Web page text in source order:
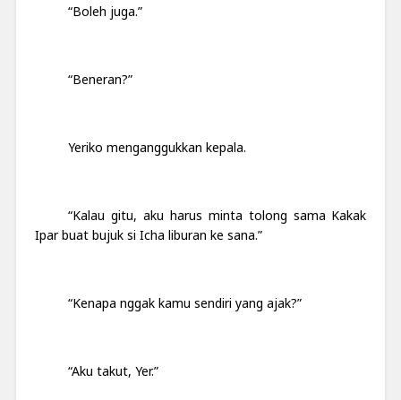
“Boleh juga.”
“Beneran?”
Yeriko menganggukkan kepala.
“Kalau gitu, aku harus minta tolong sama Kakak
Ipar buat bujuk si Icha liburan ke sana.”
“Kenapa nggak kamu sendiri yang ajak?”
“Aku takut, Yer.”